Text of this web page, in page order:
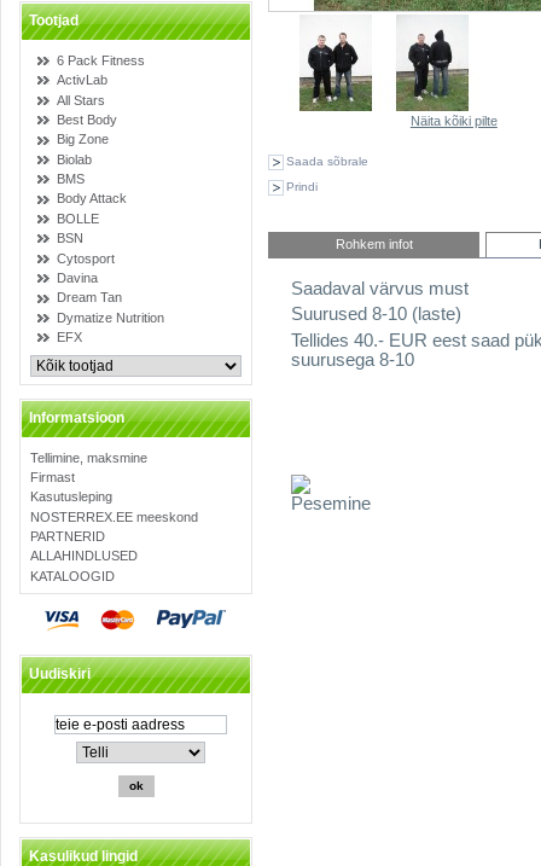
Tootjad
6 Pack Fitness
ActivLab
All Stars
Best Body
Big Zone
Biolab
BMS
Body Attack
BOLLE
BSN
Cytosport
Davina
Dream Tan
Dymatize Nutrition
EFX
Informatsioon
Tellimine, maksmine
Firmast
Kasutusleping
NOSTERREX.EE meeskond
PARTNERID
ALLAHINDLUSED
KATALOOGID
Uudiskiri
Kasulikud lingid
Näita kõiki pilte
Saada sõbrale
Prindi
Rohkem infot
Saadaval värvus must
Suurused 8-10 (laste)
Tellides 40.- EUR eest saad
suurusega 8-10